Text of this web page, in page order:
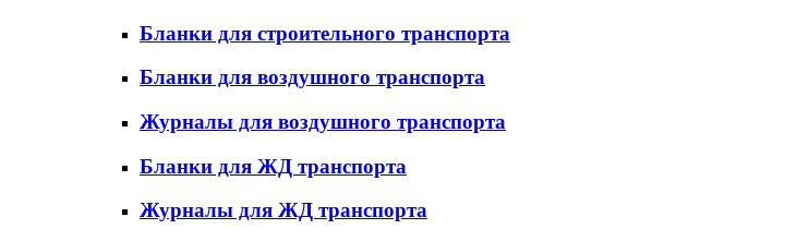
Бланки для строительного транспорта
Бланки для воздушного транспорта
Журналы для воздушного транспорта
Бланки для ЖД транспорта
Журналы для ЖД транспорта